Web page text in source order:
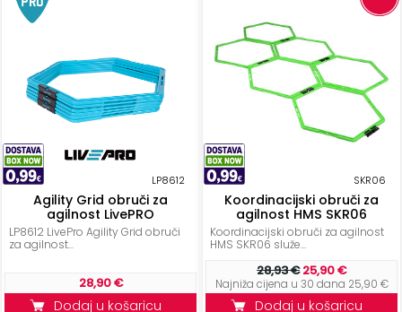
ruksaci
Razonoda
+Odjeća
Pripreme
ljeto
NAMA
LP8612
Agility Grid obruči za
agilnost LivePRO
LP8612 LivePro Agility Grid obruči
za agilnost...
28,90 €
Dodaj u košaricu
SKR06
Koordinacijski obruči za
agilnost HMS SKR06
Koordinacijski obruči za agilnost
HMS SKR06 služe...
28,93 €25,90 €
Najniža cijena u 30 dana 25,90 €
Dodaj u košaricu